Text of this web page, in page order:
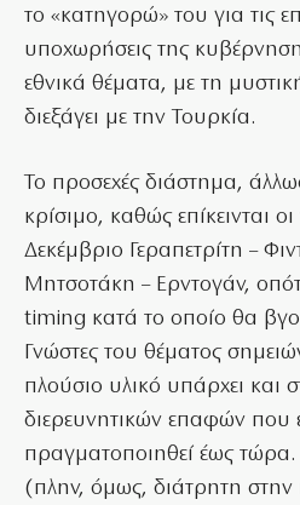
το «κατηγορώ» του για τις
υποχωρήσεις της
εθνικά θέματα, με τη
διεξάγει με την Τουρκία.
Το προσεχές διάστημα,
κρίσιμο, καθώς επίκεινται
Δεκέμβριο Γεραπετρίτη –
Μητσοτάκη – Ερντογάν,
timing κατά το οποίο θα
Γνώστες του θέματος
πλούσιο υλικό υπάρχει και
διερευνητικών επαφών που
πραγματοποιηθεί έως
(πλην, όμως, διάτρητη στην